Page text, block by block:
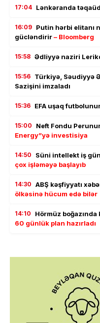
17:04 Lənkəranda
16:09 Putin hərbi elitanı
gücləndirir– Bloomberg
15:58 Ədliyyə naziri
15:56 Türkiyə, Səudiyyə
Sazişini imzaladı
15:36 EFA uşaq
15:00 Neft Fondu
Energy”yə investisiya
14:50 Süni intellekt iş
çox işləməyə başlayıb
14:30 ABŞ kəşfiyyatı
ölkəsinə hücum edə bilər
14:10 Hörmüz boğazında
60 günlük plan hazırladı